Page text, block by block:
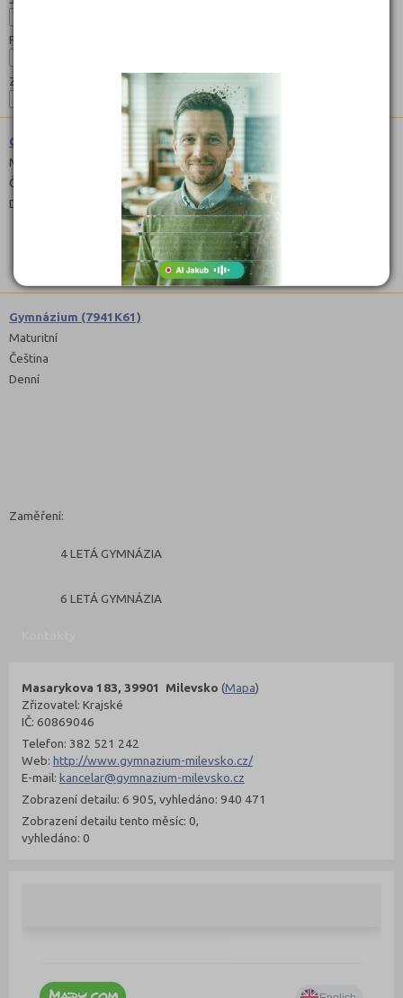
Forma:
Zaměření:
Gymnázium (7941K41)
Maturitní
Čeština
Denní
Gymnázium (7941K61)
Maturitní
Čeština
Denní
Zaměření:
4 LETÁ GYMNÁZIA
6 LETÁ GYMNÁZIA
Masarykova 183, 39901 Milevsko (Mapa)
Zřizovatel: Krajské
IČ: 60869046
Telefon: 382 521 242
Web: http://www.gymnazium-milevsko.cz/
E-mail: kancelar@gymnazium-milevsko.cz
Zobrazení detailu: 6 905, vyhledáno: 940 471
Zobrazení detailu tento měsíc: 0,
vyhledáno: 0